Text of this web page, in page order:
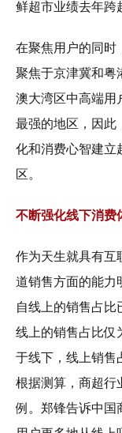
鲜超市业绩去年跨
在聚焦用户的同时
聚焦于京津冀和粤
澳大湾区中高端用
最强的地区，因此
化和消费心智建立
区。
不断强化线下消费
作为天生就具有互
道销售方面的能力
自线上的销售占比
线上的销售占比仅
于线下，线上销售
根据测算，商超行
例。郑锋告诉中国